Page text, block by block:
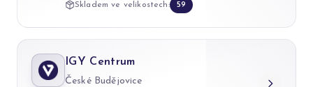
Skladem ve velikostech: 59
IGY Centrum
České Budějovice